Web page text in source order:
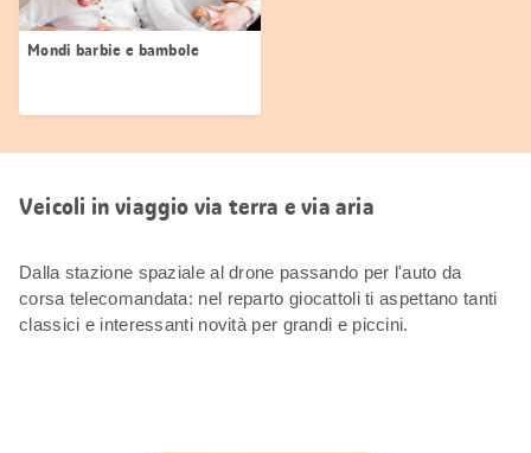
Mondi barbie e bambole
Veicoli in viaggio via terra e via aria
Dalla stazione spaziale al drone passando per l'auto da
corsa telecomandata: nel reparto giocattoli ti aspettano tanti
classici e interessanti novità per grandi e piccini.